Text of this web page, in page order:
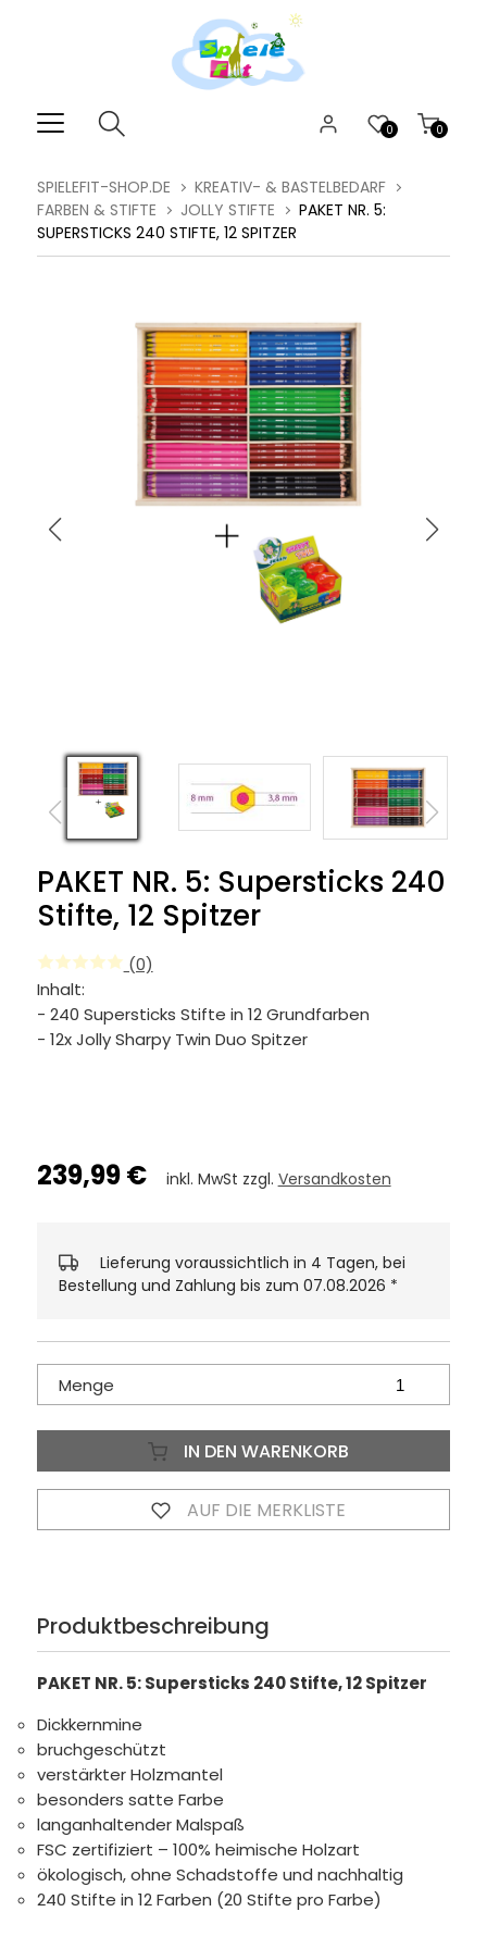
0
0
SPIELEFIT-SHOP.DE
KREATIV- & BASTELBEDARF
FARBEN & STIFTE
JOLLY STIFTE
PAKET NR. 5:
SUPERSTICKS 240 STIFTE, 12 SPITZER
PAKET NR. 5: Supersticks 240
Stifte, 12 Spitzer
(0)
Inhalt:
- 240 Supersticks Stifte in 12 Grundfarben
- 12x Jolly Sharpy Twin Duo Spitzer
239,99 € inkl. MwSt zzgl. Versandkosten
Lieferung voraussichtlich in 4 Tagen, bei
Bestellung und Zahlung bis zum 07.08.2026 *
Menge
IN DEN WARENKORB
AUF DIE MERKLISTE
Produktbeschreibung
PAKET NR. 5: Supersticks 240 Stifte, 12 Spitzer
Dickkernmine
bruchgeschützt
verstärkter Holzmantel
besonders satte Farbe
langanhaltender Malspaß
FSC zertifiziert – 100% heimische Holzart
ökologisch, ohne Schadstoffe und nachhaltig
240 Stifte in 12 Farben (20 Stifte pro Farbe)